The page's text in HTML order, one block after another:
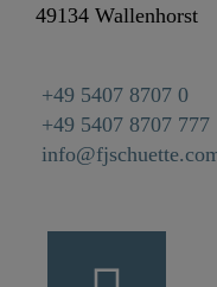
49134 Wallenhorst
+49 5407 8707 0
+49 5407 8707 777